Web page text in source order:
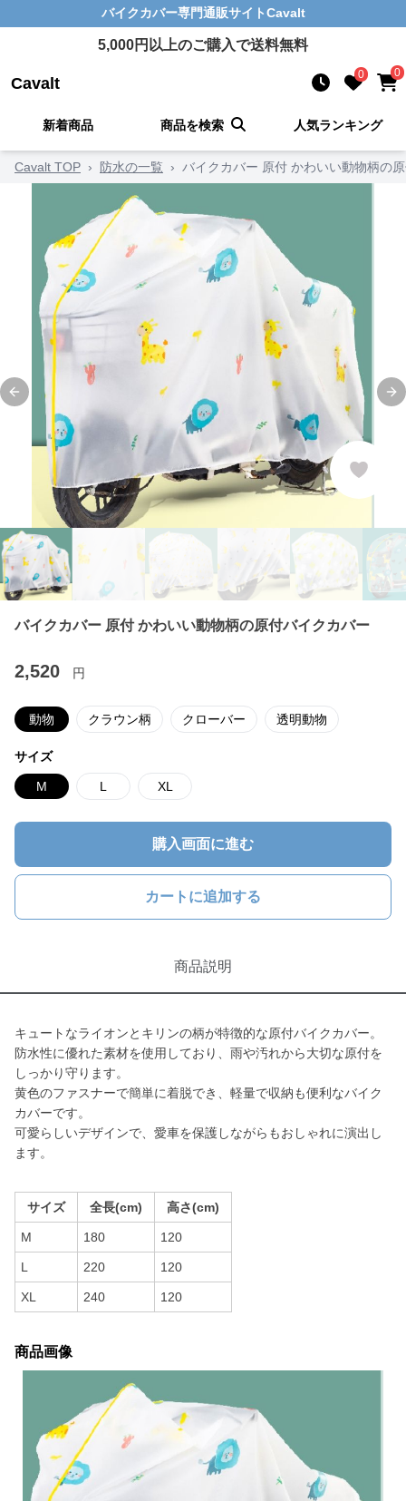
バイクカバー専門通販サイトCavalt
5,000円以上のご購入で送料無料
Cavalt 0 0
新着商品 商品を検索 人気ランキング
Cavalt TOP › 防水の一覧 › バイクカバー 原付 かわいい動物柄の
Previous slide
バイクカバー 原付 かわいい動物柄の原付バイクカバー
2,520 円
動物 クラウン柄 クローバー 透明動物
サイズ
M L XL
購入画面に進む
カートに追加する
商品説明
キュートなライオンとキリンの柄が特徴的な原付バイクカバー。
防水性に優れた素材を使用しており、雨や汚れから大切な原付を
しっかり守ります。
黄色のファスナーで簡単に着脱でき、軽量で収納も便利なバイク
カバーです。
可愛らしいデザインで、愛車を保護しながらもおしゃれに演出し
ます。
サイズ 全長(cm) 高さ(cm)
M 180 120
L 220 120
XL 240 120
商品画像